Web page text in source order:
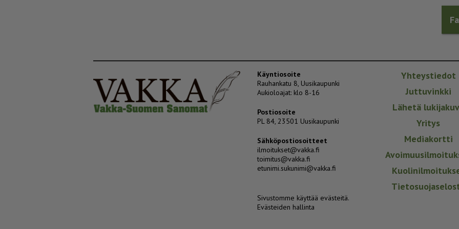
Käyntiosoite
Rauhankatu 8, Uusikaupunki
Aukioloajat: klo 8-16
Postiosoite
PL 84, 23501 Uusikaupunki
Sähköpostiosoitteet
ilmoitukset@vakka.fi
toimitus@vakka.fi
etunimi.sukunimi@vakka.fi
Sivustomme käyttää evästeitä.
Evästeiden hallinta
Yhteystiedot
Juttuvinkki
Lähetä
Yritys
Mediakortti